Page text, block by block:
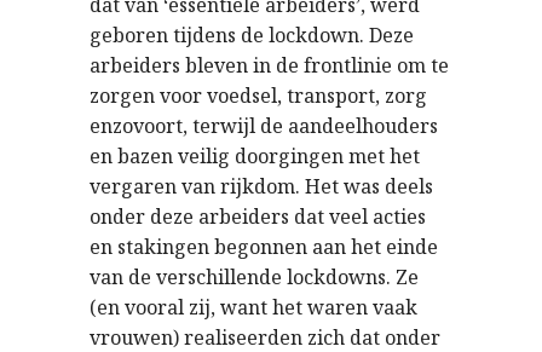
geboren tijdens de lockdown. Deze
arbeiders bleven in de frontlinie om te
zorgen voor voedsel, transport, zorg
enzovoort, terwijl de aandeelhouders
en bazen veilig doorgingen met het
vergaren van rijkdom. Het was deels
onder deze arbeiders dat veel acties
en stakingen begonnen aan het einde
van de verschillende lockdowns. Ze
(en vooral zij, want het waren vaak
vrouwen) realiseerden zich dat onder